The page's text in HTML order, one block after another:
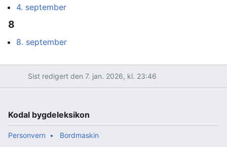
4. september
8
8. september
Sist redigert den 7. jan. 2026, kl. 23:46
Kodal bygdeleksikon
Personvern Bordmaskin